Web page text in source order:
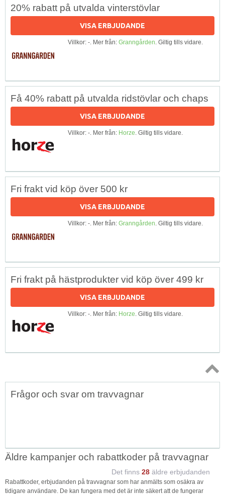
20% rabatt på utvalda vinterstövlar
VISA ERBJUDANDE
Villkor: -. Mer från: Granngården. Giltig tills vidare.
Få 40% rabatt på utvalda ridstövlar och chaps
VISA ERBJUDANDE
Villkor: -. Mer från: Horze. Giltig tills vidare.
Fri frakt vid köp över 500 kr
VISA ERBJUDANDE
Villkor: -. Mer från: Granngården. Giltig tills vidare.
Fri frakt på hästprodukter vid köp över 499 kr
VISA ERBJUDANDE
Villkor: -. Mer från: Horze. Giltig tills vidare.
Topp
Frågor och svar om travvagnar
Äldre kampanjer och rabattkoder på travvagnar
Det finns 28 äldre erbjudanden
Rabattkoder, erbjudanden på travvagnar som har anmälts som osäkra av
tidigare användare. De kan fungera med det är inte säkert att de fungerar